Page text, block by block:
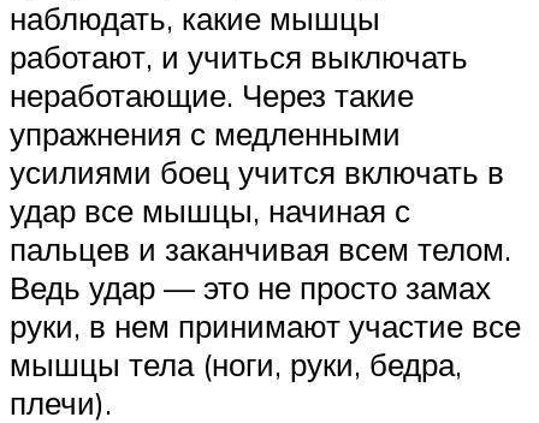
наблюдать, какие мышцы
работают, и учиться выключать
неработающие. Через такие
упражнения с медленными
усилиями боец учится включать в
удар все мышцы, начиная с
пальцев и заканчивая всем телом.
Ведь удар — это не просто замах
руки, в нем принимают участие все
мышцы тела (ноги, руки, бедра,
плечи).